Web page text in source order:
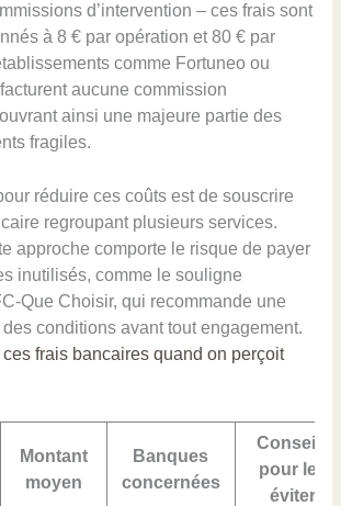
d’intervention – ces frais sont
à 8 € par opération et 80 € par
comme Fortuneo ou
aucune commission
ainsi une majeure partie des
fragiles.
réduire ces coûts est de souscrire
regroupant plusieurs services.
approche comporte le risque de payer
inutilisés, comme le souligne
Que Choisir, qui recommande une
des conditions avant tout engagement.
frais bancaires quand on perçoit
Montant
moyen
Banques
concernées
Conseils
pour les
éviter